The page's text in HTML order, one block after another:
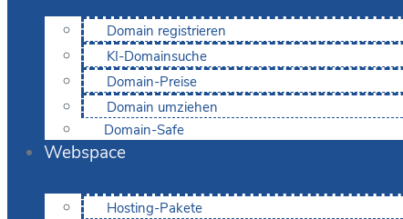
Domain registrieren
KI-Domainsuche
Domain-Preise
Domain umziehen
Domain-Safe
Webspace
Hosting-Pakete